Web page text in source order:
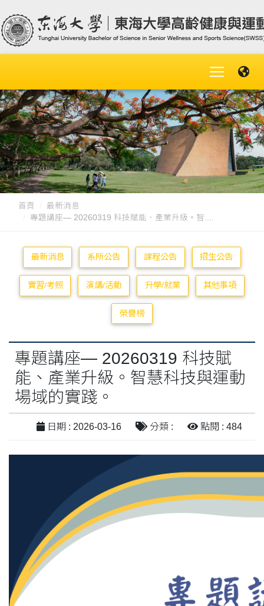
首頁
最新消息
專題講座— 20260319 科技賦能、產業升級。智....
最新消息 系所公告 課程公告 招生公告
實習/考照 演講/活動 升學/就業 其他事項
榮譽榜
專題講座— 20260319 科技賦
能、產業升級。智慧科技與運動
場域的實踐。
日期 : 2026-03-16 分類 : 點閱 : 484